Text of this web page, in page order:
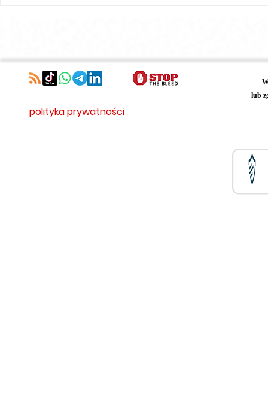
lub
polityka prywatności